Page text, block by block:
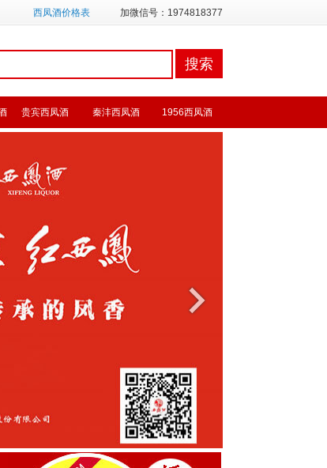
西凤酒价格表 加微信号：1974818377
贵宾西凤酒 秦沣西凤酒 1956西凤酒